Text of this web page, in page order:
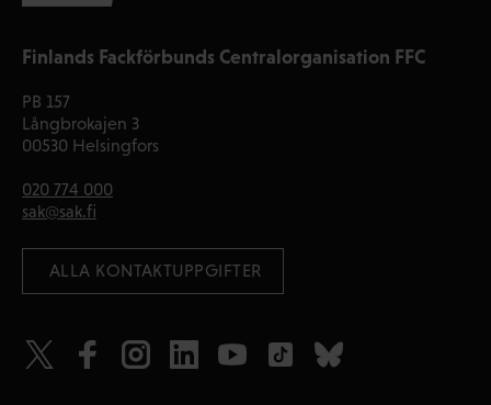
Finlands Fackförbunds Centralorganisation FFC
PB 157
Långbrokajen 3
00530 Helsingfors
020 774 000
sak@sak.fi
ALLA KONTAKTUPPGIFTER